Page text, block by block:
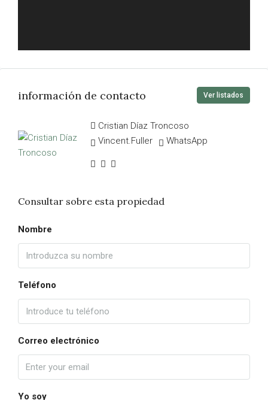
información de contacto Ver listados
Cristian Díaz Troncoso
Vincent.Fuller
WhatsApp
Consultar sobre esta propiedad
Nombre
Teléfono
Correo electrónico
Yo soy